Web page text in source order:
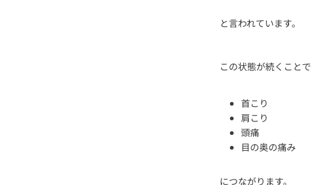
と言われています。
この状態が続くことで
首こり
肩こり
頭痛
目の奥の痛み
につながります。